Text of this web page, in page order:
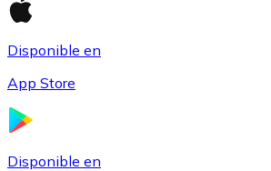
Litecoin
LTC
Disponible en
App Store
Disponible en